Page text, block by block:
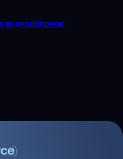
видеообложек